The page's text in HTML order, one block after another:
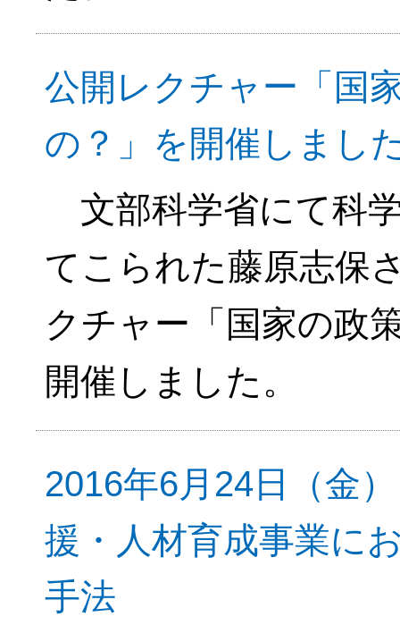
公開レクチャー「国
の？」を開催しまし
文部科学省にて科
てこられた藤原志保
クチャー「国家の政
開催しました。
2016年6月24日（金
援・人材育成事業に
手法